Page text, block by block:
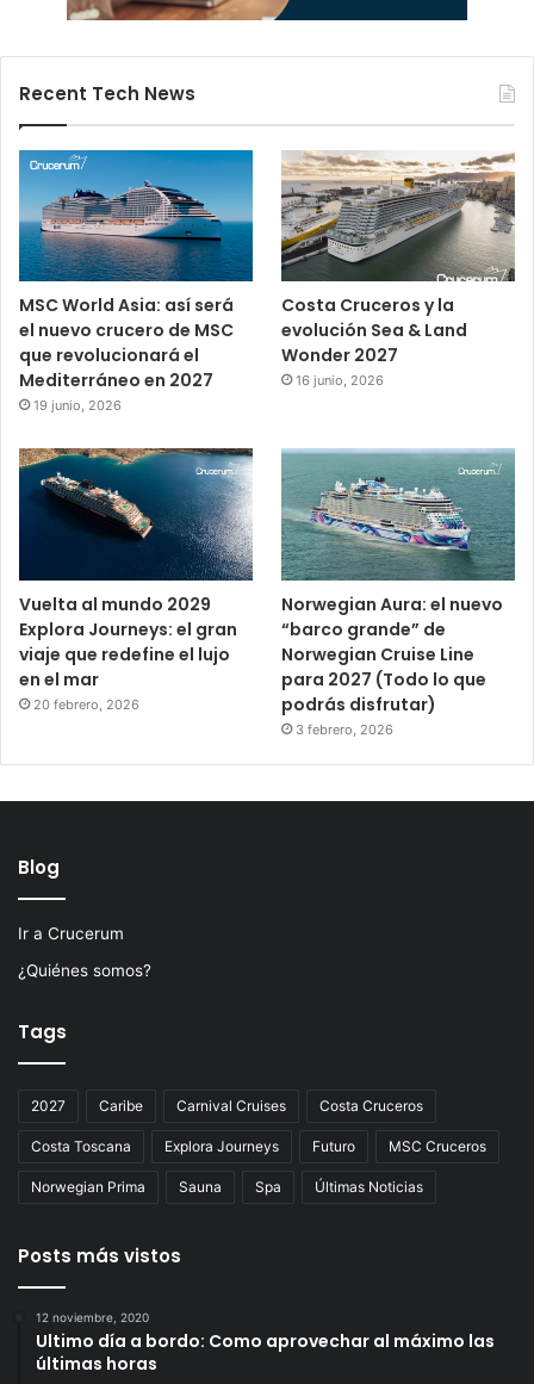
Recent Tech News
MSC World Asia: así será
el nuevo crucero de MSC
que revolucionará el
Mediterráneo en 2027
19 junio, 2026
Costa Cruceros y la
evolución Sea & Land
Wonder 2027
16 junio, 2026
Vuelta al mundo 2029
Explora Journeys: el gran
viaje que redefine el lujo
en el mar
20 febrero, 2026
Norwegian Aura: el nuevo
“barco grande” de
Norwegian Cruise Line
para 2027 (Todo lo que
podrás disfrutar)
3 febrero, 2026
Blog
Ir a Crucerum
¿Quiénes somos?
Tags
2027 Caribe Carnival Cruises Costa Cruceros
Costa Toscana Explora Journeys Futuro MSC Cruceros
Norwegian Prima Sauna Spa Últimas Noticias
Posts más vistos
12 noviembre, 2020
Ultimo día a bordo: Como aprovechar al máximo las
últimas horas